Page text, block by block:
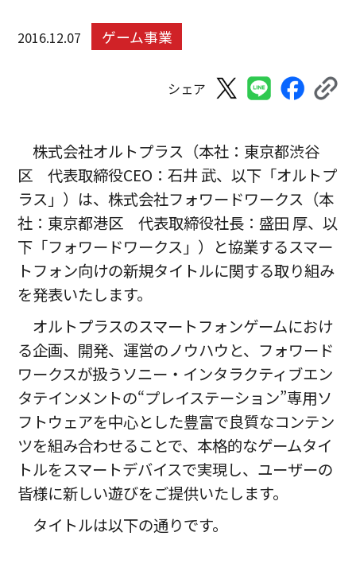
2016.12.07 ゲーム事業
シェア
株式会社オルトプラス（本社：東京都渋谷
区 代表取締役CEO：石井 武、以下「オルトプ
ラス」）は、株式会社フォワードワークス（本
社：東京都港区 代表取締役社長：盛田 厚、以
下「フォワードワークス」）と協業するスマー
トフォン向けの新規タイトルに関する取り組み
を発表いたします。
オルトプラスのスマートフォンゲームにおけ
る企画、開発、運営のノウハウと、フォワード
ワークスが扱うソニー・インタラクティブエン
タテインメントの“プレイステーション”専用ソ
フトウェアを中心とした豊富で良質なコンテン
ツを組み合わせることで、本格的なゲームタイ
トルをスマートデバイスで実現し、ユーザーの
皆様に新しい遊びをご提供いたします。
タイトルは以下の通りです。